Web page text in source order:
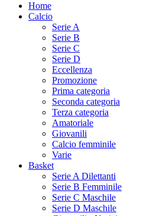
Home
Calcio
Serie A
Serie B
Serie C
Serie D
Eccellenza
Promozione
Prima categoria
Seconda categoria
Terza categoria
Amatoriale
Giovanili
Calcio femminile
Varie
Basket
Serie A Dilettanti
Serie B Femminile
Serie C Maschile
Serie D Maschile